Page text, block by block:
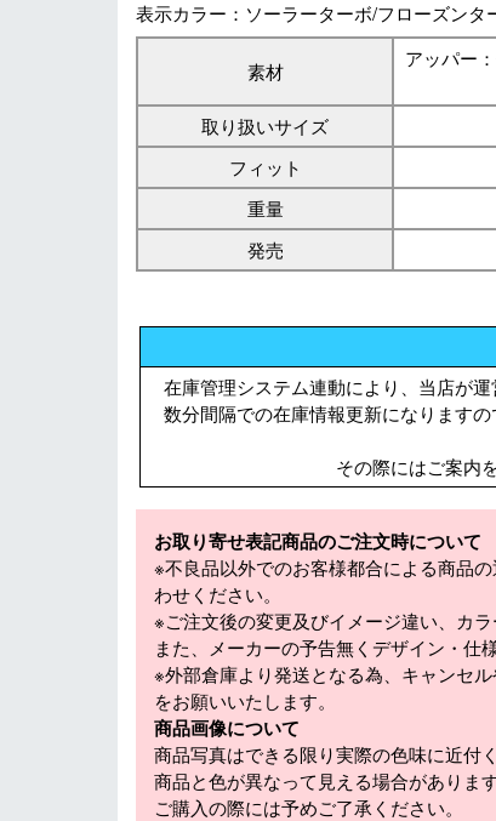
表示カラー：ソーラーターボ/フローズンタ
素材
アッパー
取り扱いサイズ
フィット
重量
発売
在庫管理システム連動により、当店が
数分間隔での在庫情報更新になります
その際にはご案内
お取り寄せ表記商品のご注文時について
※不良品以外でのお客様都合による商品
わせください。
※ご注文後の変更及びイメージ違い、カ
また、メーカーの予告無くデザイン・仕
※外部倉庫より発送となる為、キャンセ
をお願いいたします。
商品画像について
商品写真はできる限り実際の色味に近付
商品と色が異なって見える場合があります
ご購入の際には予めご了承ください。